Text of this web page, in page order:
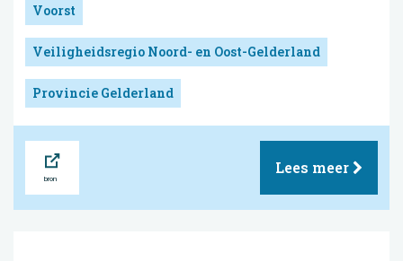
Voorst
Veiligheidsregio Noord- en Oost-Gelderland
Provincie Gelderland
Lees meer